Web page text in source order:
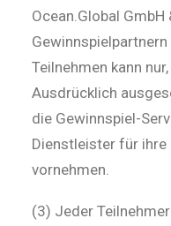
Ocean.Global GmbH
Teilnehmen kann
Ausdrücklich
die Gewinnspiel-
Dienstleister für
vornehmen.
(3) Jeder